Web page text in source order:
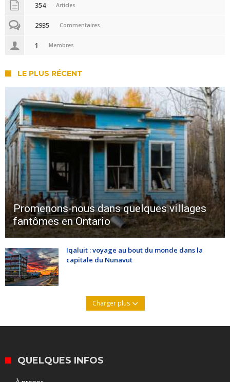
354 Articles
2935 Commentaires
1 Membres
LE PLUS RÉCENT
Promenons-nous dans quelques villages
fantômes en Ontario
Iqaluit : voyage au bout du monde dans la
capitale du Nunavut
Charger plus
QUELQUES INFOS